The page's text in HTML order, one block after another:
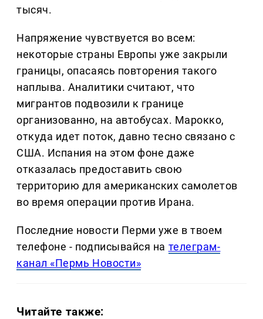
тысяч.
Напряжение чувствуется во всем:
некоторые страны Европы уже закрыли
границы, опасаясь повторения такого
наплыва. Аналитики считают, что
мигрантов подвозили к границе
организованно, на автобусах. Марокко,
откуда идет поток, давно тесно связано с
США. Испания на этом фоне даже
отказалась предоставить свою
территорию для американских самолетов
во время операции против Ирана.
Последние новости Перми уже в твоем
телефоне - подписывайся на телеграм-
канал «Пермь Новости»
Читайте также: